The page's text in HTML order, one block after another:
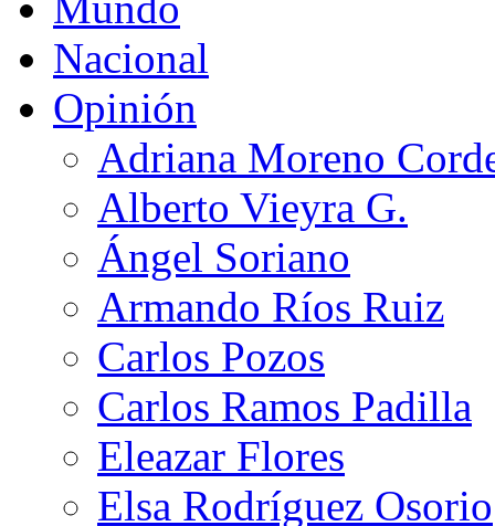
Nacional
Opinión
Adriana Moreno
Alberto Vieyra G.
Ángel Soriano
Armando Ríos Ruiz
Carlos Pozos
Carlos Ramos Padilla
Eleazar Flores
Elsa Rodríguez Osorio